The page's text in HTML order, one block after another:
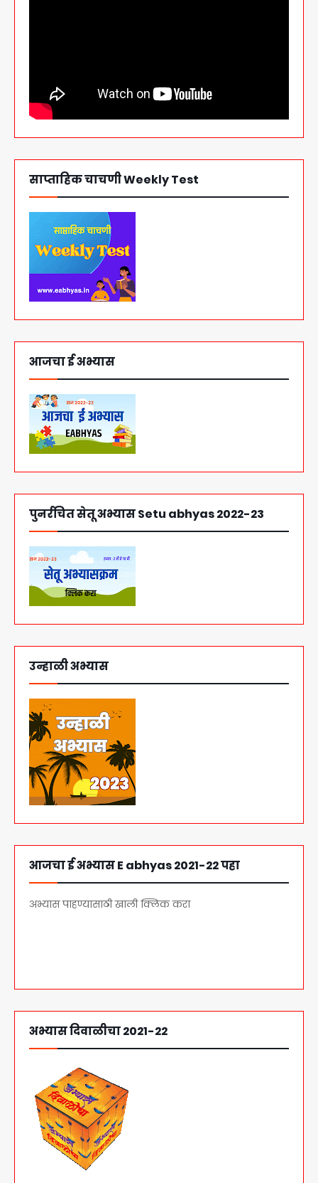
साप्ताहिक चाचणी Weekly Test
आजचा ई अभ्यास
पुनर्रचित सेतू अभ्यास Setu abhyas 2022-23
उन्हाळी अभ्यास
आजचा ई अभ्यास E abhyas 2021-22 पहा
अभ्यास पाहण्यासाठी खाली क्लिक करा
अभ्यास दिवाळीचा 2021-22